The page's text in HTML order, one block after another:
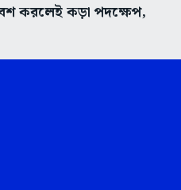
করলেই কড়া পদক্ষেপ,